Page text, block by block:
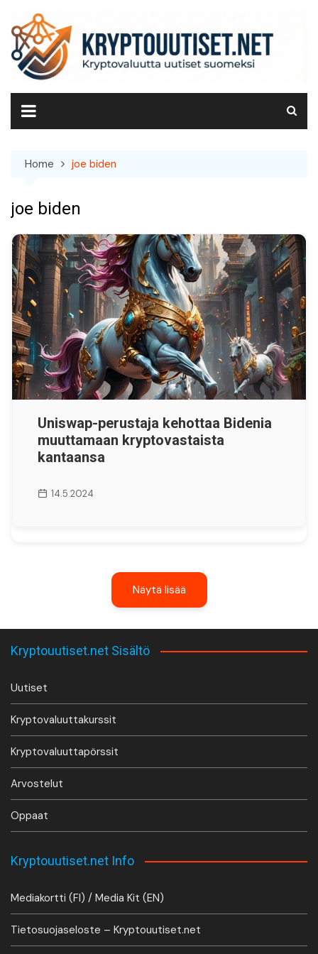
content
Home joe biden
joe biden
Uniswap-perustaja kehottaa Bidenia
muuttamaan kryptovastaista
kantaansa
14.5.2024
Näytä lisää
Kryptouutiset.net Sisältö
Uutiset
Kryptovaluuttakurssit
Kryptovaluuttapörssit
Arvostelut
Oppaat
Kryptouutiset.net Info
Mediakortti (FI) / Media Kit (EN)
Tietosuojaseloste – Kryptouutiset.net